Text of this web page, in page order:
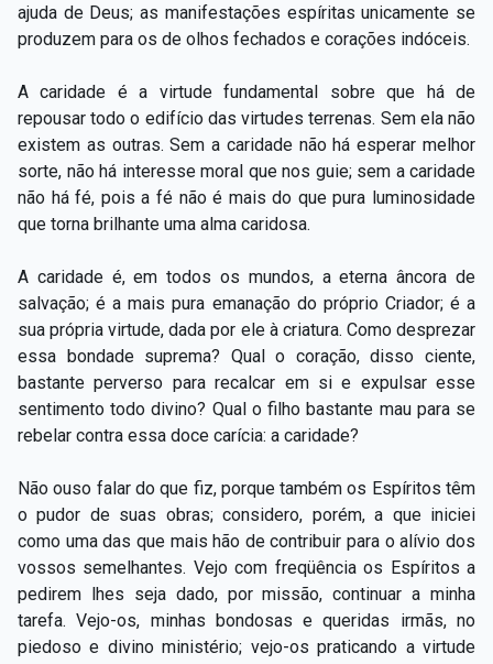
ajuda de Deus; as manifestações espíritas unicamente se
produzem para os de olhos fechados e corações indóceis.
A caridade é a virtude fundamental sobre que há de
repousar todo o edifício das virtudes terrenas. Sem ela não
existem as outras. Sem a caridade não há esperar melhor
sorte, não há interesse moral que nos guie; sem a caridade
não há fé, pois a fé não é mais do que pura luminosidade
que torna brilhante uma alma caridosa.
A caridade é, em todos os mundos, a eterna âncora de
salvação; é a mais pura emanação do próprio Criador; é a
sua própria virtude, dada por ele à criatura. Como desprezar
essa bondade suprema? Qual o coração, disso ciente,
bastante perverso para recalcar em si e expulsar esse
sentimento todo divino? Qual o filho bastante mau para se
rebelar contra essa doce carícia: a caridade?
Não ouso falar do que fiz, porque também os Espíritos têm
o pudor de suas obras; considero, porém, a que iniciei
como uma das que mais hão de contribuir para o alívio dos
vossos semelhantes. Vejo com freqüência os Espíritos a
pedirem lhes seja dado, por missão, continuar a minha
tarefa. Vejo-os, minhas bondosas e queridas irmãs, no
piedoso e divino ministério; vejo-os praticando a virtude